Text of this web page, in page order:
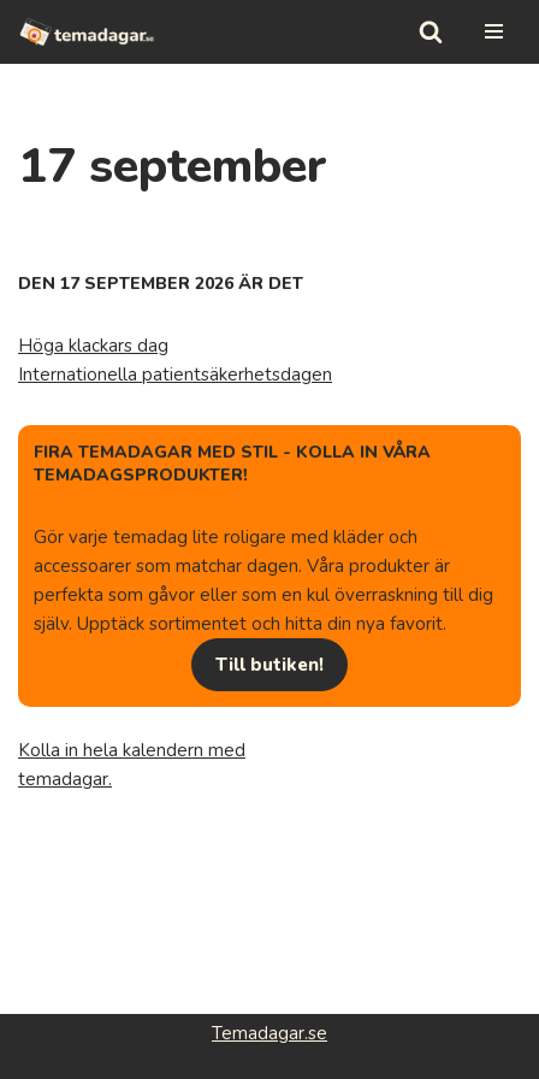
Hoppa
17 september
DEN 17 SEPTEMBER 2026 ÄR DET
Höga klackars dag
Internationella patientsäkerhetsdagen
FIRA TEMADAGAR MED STIL - KOLLA IN VÅRA
TEMADAGSPRODUKTER!
Gör varje temadag lite roligare med kläder och
accessoarer som matchar dagen. Våra produkter är
perfekta som gåvor eller som en kul överraskning till dig
själv. Upptäck sortimentet och hitta din nya favorit.
Till butiken!
Kolla in hela kalendern med
temadagar.
Temadagar.se